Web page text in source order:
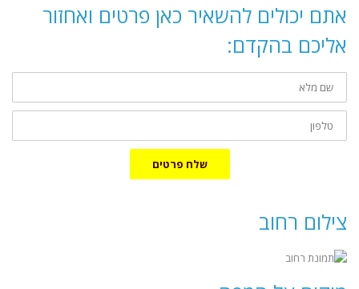
אתם יכולים להשאיר כאן פרטים ואחזור
אליכם בהקדם:
שם
מלא
טלפון
שלח פרטים
צילום רחוב